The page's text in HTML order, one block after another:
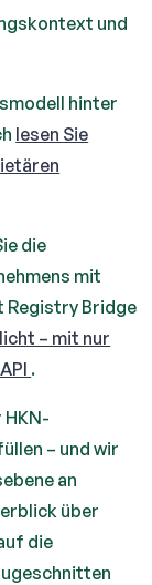
und
hinter
lesen Sie
die
mit
Registry Bridge
– mit nur
.
– und wir
an
über
die